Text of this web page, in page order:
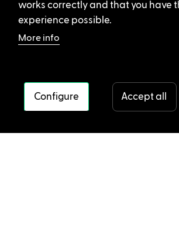
works correctly and that you have
experience possible.
More info
Configure Accept all